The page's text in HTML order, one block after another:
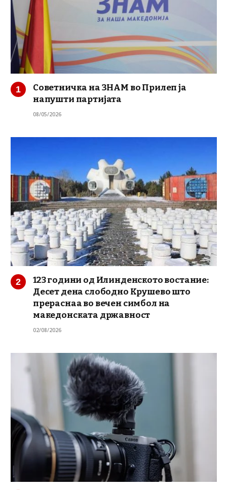
Советничка на ЗНАМ во Прилеп ја
напушти партијата
08/05/2026
123 години од Илинденското востание:
Десет дена слободно Крушево што
прераснаа во вечен симбол на
македонската државност
02/08/2026